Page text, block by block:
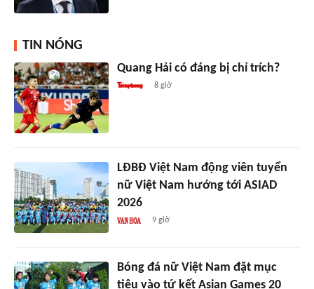
TIN NÓNG
Quang Hải có đáng bị chỉ trích?
8 giờ
LĐBĐ Việt Nam động viên tuyển
nữ Việt Nam hướng tới ASIAD
2026
9 giờ
Bóng đá nữ Việt Nam đặt mục
tiêu vào tứ kết Asian Games 20